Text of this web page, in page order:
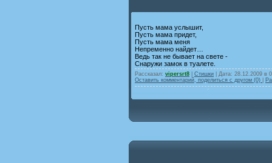
Пусть мама услышит,
Пусть мама придет,
Пусть мама меня
Непременно найдет…
Ведь так не бывает на свете -
Снаружи замок в туалете.
Рассказал: vipersrt8 Стишки | Дата: 28.12.2009 в
Оставить комментарий, поделиться с другом (0)